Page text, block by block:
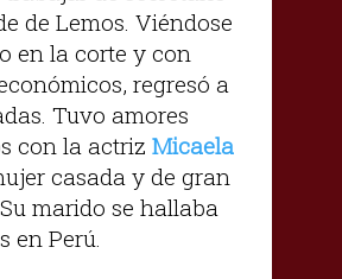
de Lemos. Viéndose
en la corte y con
regresó a
Tuvo amores
con la actriz Micaela
casada y de gran
marido se hallaba
en Perú.